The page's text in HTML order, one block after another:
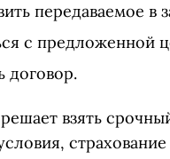
передаваемое в
с предложенной
договор.
взять